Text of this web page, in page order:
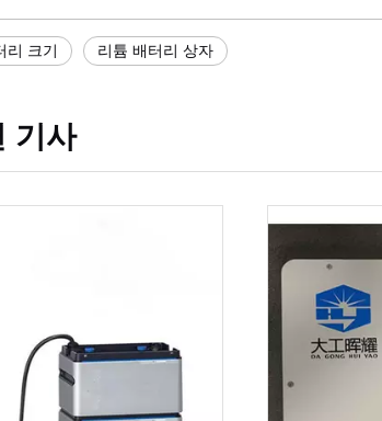
리 크기​ 리튬 배터리 상자
기사